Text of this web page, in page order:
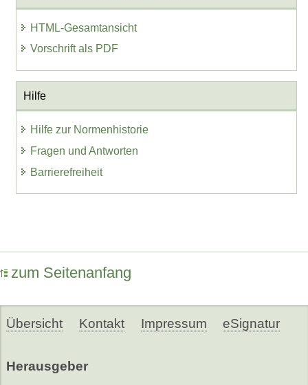
HTML-Gesamtansicht
Vorschrift als PDF
Hilfe
Hilfe zur Normenhistorie
Fragen und Antworten
Barrierefreiheit
zum Seitenanfang
Übersicht Kontakt Impressum eSignatur
Herausgeber